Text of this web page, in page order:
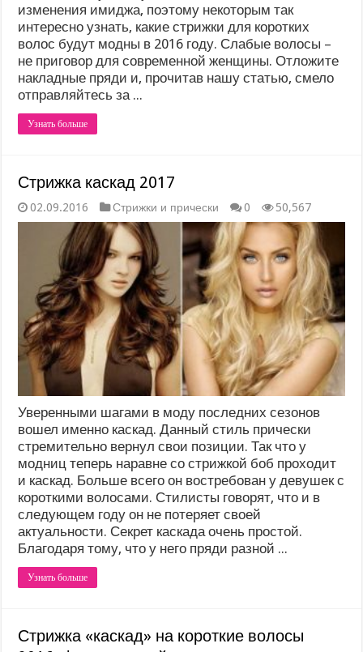
изменения имиджа, поэтому некоторым так
интересно узнать, какие стрижки для коротких
волос будут модны в 2016 году. Слабые волосы –
не приговор для современной женщины. Отложите
накладные пряди и, прочитав нашу статью, смело
отправляйтесь за ...
Узнать больше
Стрижка каскад 2017
02.09.2016 Стрижки и прически 0 50,567
Уверенными шагами в моду последних сезонов
вошел именно каскад. Данный стиль прически
стремительно вернул свои позиции. Так что у
модниц теперь наравне со стрижкой боб проходит
и каскад. Больше всего он востребован у девушек с
короткими волосами. Стилисты говорят, что и в
следующем году он не потеряет своей
актуальности. Секрет каскада очень простой.
Благодаря тому, что у него пряди разной ...
Узнать больше
Стрижка «каскад» на короткие волосы